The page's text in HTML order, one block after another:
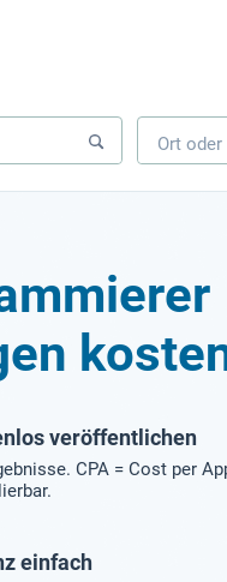
veröffentlichen
CPA = Cost per
einfach